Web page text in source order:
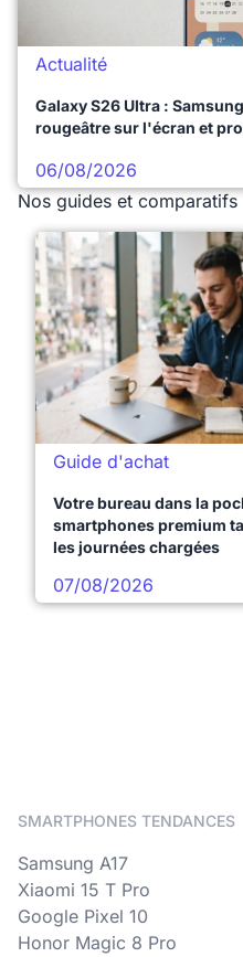
Actualité
Galaxy S26 Ultra :
rougeâtre sur l'écran et
06/08/2026
Nos guides et comparatifs
Guide d'achat
Votre bureau dans la
smartphones premium
les journées chargées
07/08/2026
SMARTPHONES TENDANCES
Samsung A17
Xiaomi 15 T Pro
Google Pixel 10
Honor Magic 8 Pro